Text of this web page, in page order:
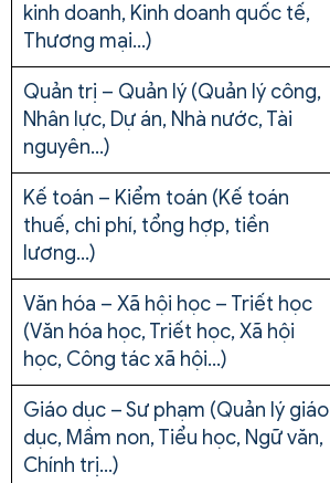
kinh doanh, Kinh doanh quốc tế,
Thương mại…)
Quản trị – Quản lý (Quản lý công,
Nhân lực, Dự án, Nhà nước, Tài
nguyên…)
Kế toán – Kiểm toán (Kế toán
thuế, chi phí, tổng hợp, tiền
lương…)
Văn hóa – Xã hội học – Triết học
(Văn hóa học, Triết học, Xã hội
học, Công tác xã hội…)
Giáo dục – Sư phạm (Quản lý giáo
dục, Mầm non, Tiểu học, Ngữ văn,
Chính trị…)